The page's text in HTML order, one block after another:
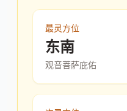
最灵方位
东南
观音菩萨庇佑